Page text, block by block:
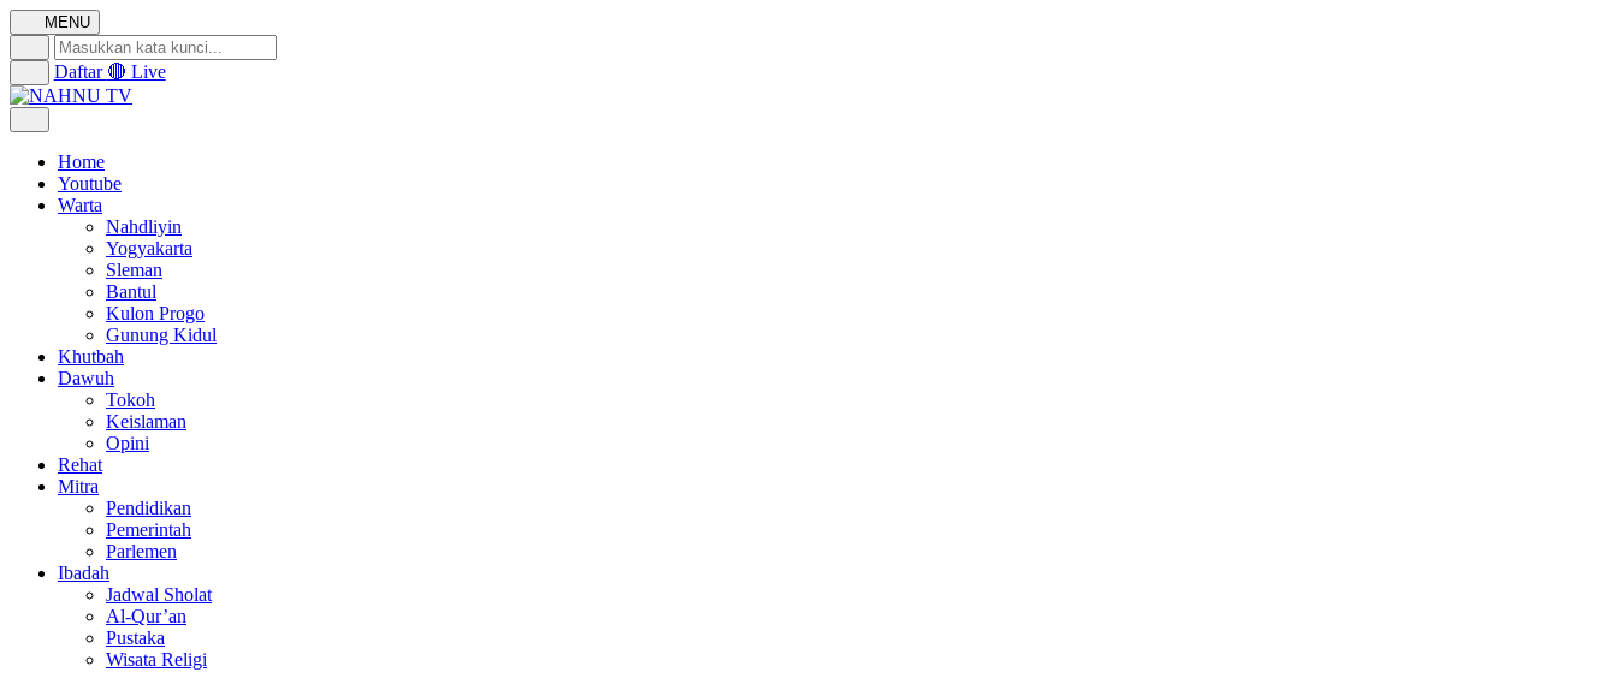
MENU
Daftar 🔴 Live
Home
Youtube
Warta
Nahdliyin
Yogyakarta
Sleman
Bantul
Kulon Progo
Gunung Kidul
Khutbah
Dawuh
Tokoh
Keislaman
Opini
Rehat
Mitra
Pendidikan
Pemerintah
Parlemen
Ibadah
Jadwal Sholat
Al-Qur’an
Pustaka
Wisata Religi